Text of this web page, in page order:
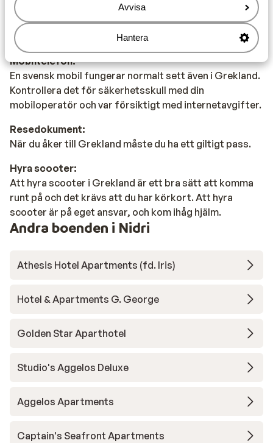
Avvisa
Hantera
Mat:
Typiska grekiska maträtter är bland annat Souvlaki,
Tzatziki och Mousaka.
Mobiltelefon:
En svensk mobil fungerar normalt sett även i Grekland.
Kontrollera det för säkerhetsskull med din
mobiloperatör och var försiktigt med internetavgifter.
Resedokument:
När du åker till Grekland måste du ha ett giltigt pass.
Hyra scooter:
Att hyra scooter i Grekland är ett bra sätt att komma
runt på och det krävs att du har körkort. Att hyra
scooter är på eget ansvar, och kom ihåg hjälm.
Andra boenden i Nidri
Athesis Hotel Apartments (fd. Iris)
Hotel & Apartments G. George
Golden Star Aparthotel
Studio's Aggelos Deluxe
Aggelos Apartments
Captain's Seafront Apartments